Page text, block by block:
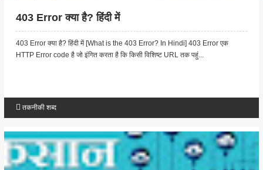
403 Error क्या है? हिंदी में
403 Error क्या है? हिंदी में [What is the 403 Error? In Hindi] 403 Error एक
HTTP Error code है जो इंगित करता है कि किसी विशिष्ट URL तक पहुं...
तकनीकी शब्द